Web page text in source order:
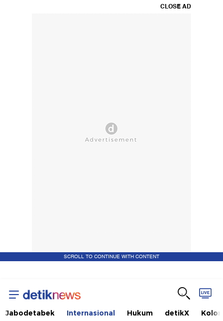
CLOSE AD
SCROLL TO CONTINUE WITH CONTENT
Jabodetabek Internasional Hukum detikX